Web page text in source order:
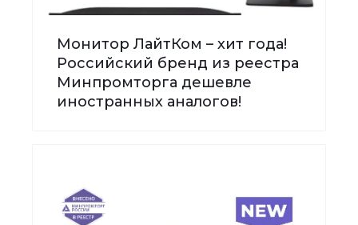
Монитор ЛайтКом – хит года!
Российский бренд из реестра
Минпромторга дешевле
иностранных аналогов!